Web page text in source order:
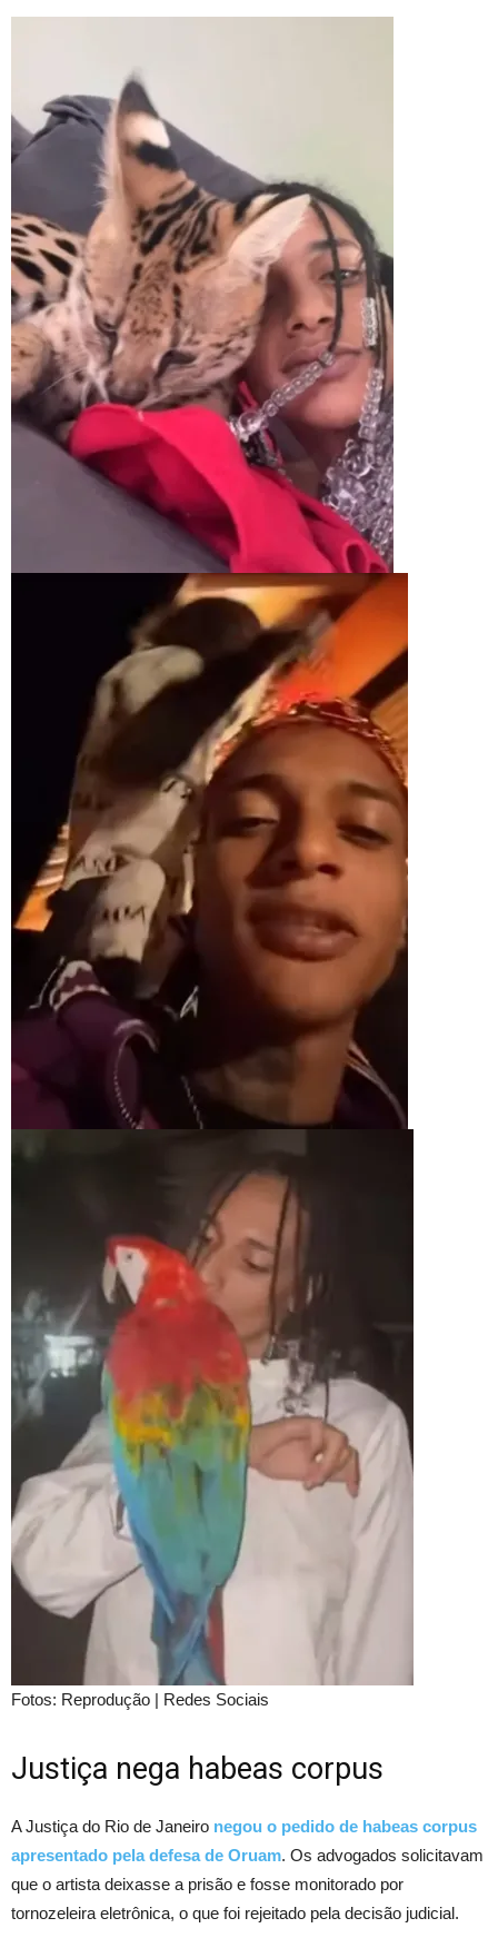
Fotos: Reprodução | Redes Sociais
Justiça nega habeas corpus
A Justiça do Rio de Janeiro negou o pedido de habeas corpus
apresentado pela defesa de Oruam. Os advogados solicitavam
que o artista deixasse a prisão e fosse monitorado por
tornozeleira eletrônica, o que foi rejeitado pela decisão judicial.